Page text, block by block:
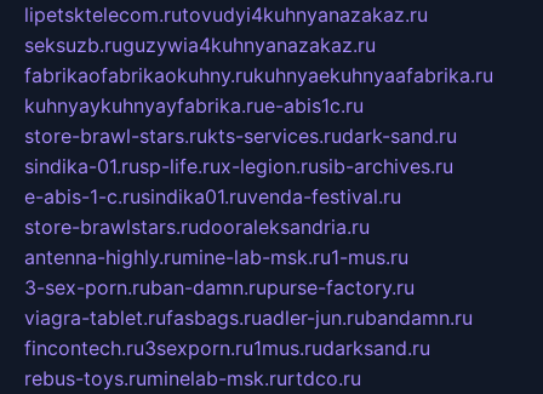
lipetsktelecom.rutovudyi4kuhnyanazakaz.ru
seksuzb.ruguzywia4kuhnyanazakaz.ru
fabrikaofabrikaokuhny.rukuhnyaekuhnyaafabrika.ru
kuhnyaykuhnyayfabrika.rue-abis1c.ru
store-brawl-stars.rukts-services.rudark-sand.ru
sindika-01.rusp-life.rux-legion.rusib-archives.ru
e-abis-1-c.rusindika01.ruvenda-festival.ru
store-brawlstars.rudooraleksandria.ru
antenna-highly.rumine-lab-msk.ru1-mus.ru
3-sex-porn.ruban-damn.rupurse-factory.ru
viagra-tablet.rufasbags.ruadler-jun.rubandamn.ru
fincontech.ru3sexporn.ru1mus.rudarksand.ru
rebus-toys.ruminelab-msk.rurtdco.ru